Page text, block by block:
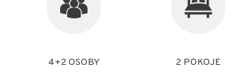
4+2 OSOBY 2 POKOJE